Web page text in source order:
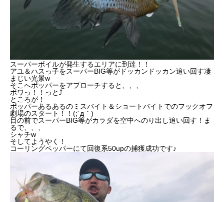
スーパーボイルが発生するエリアに到達！！
アユ＆ハスっ子をスーパーBIG等がドッカンドッカン追い回す凄
まじい光景w
そこへポッパーをアプローチすると、、、
ボワっ！！っと⤴︎
ところが！
ポッパーあるあるのミスバイト＆ショートバイトでのフックオフ
劇場のスタート！！(;´д｀)
目の前でスーパーBIG等がカラダを空中へのり出し追い回す！ま
るで、、、
シャチw
そしてようやく！
コーリングペッパーにて回復系50upの捕獲成功です♪